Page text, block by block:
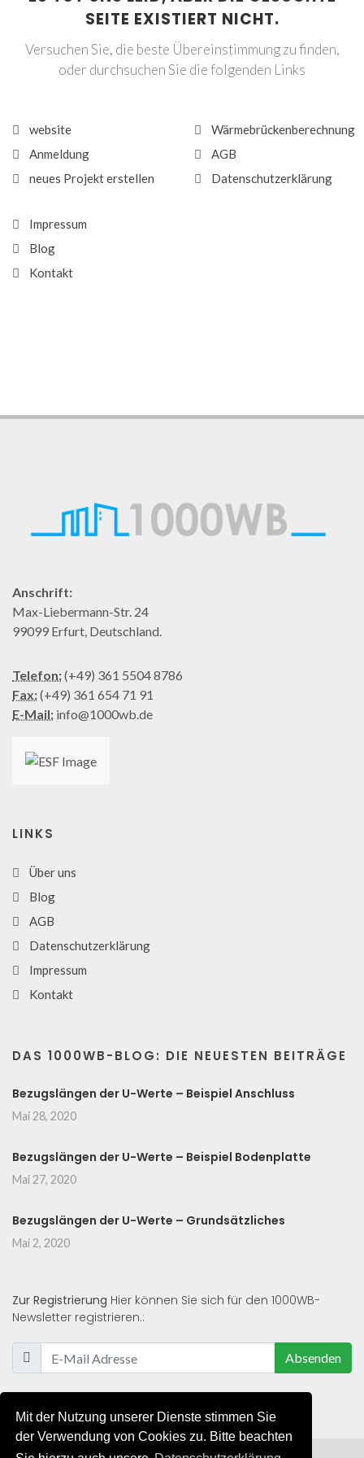
Mit der Nutzung unserer Dienste stimmen Sie
der Verwendung von Cookies zu. Bitte beachten
SEITE EXISTIERT NICHT.
Versuchen Sie, die beste Übereinstimmung zu finden,
oder durchsuchen Sie die folgenden Links
website
Anmeldung
neues Projekt erstellen
Wärmebrückenberechnung
AGB
Datenschutzerklärung
Impressum
Blog
Kontakt
Anschrift:
Max-Liebermann-Str. 24
99099 Erfurt, Deutschland.
Telefon:(+49) 361 5504 8786
Fax:(+49) 361 654 71 91
E-Mail: info@1000wb.de
LINKS
Über uns
Blog
AGB
Datenschutzerklärung
Impressum
Kontakt
DAS 1000WB-BLOG: DIE NEUESTEN BEITRÄGE
Bezugslängen der U-Werte – Beispiel Anschluss
Mai 28, 2020
Bezugslängen der U-Werte – Beispiel Bodenplatte
Mai 27, 2020
Bezugslängen der U-Werte – Grundsätzliches
Mai 2, 2020
Zur Registrierung Hier können Sie sich für den 1000WB-
Newsletter registrieren.:
Absenden